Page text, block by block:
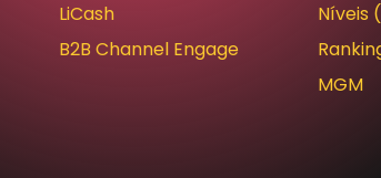
LiCash
B2B Channel Engage
Níveis
MGM